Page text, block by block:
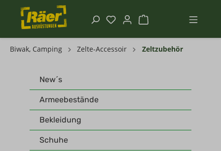
Biwak, Camping Zelte-Accessoir Zeltzubehör
New´s
Armeebestände
Bekleidung
Schuhe